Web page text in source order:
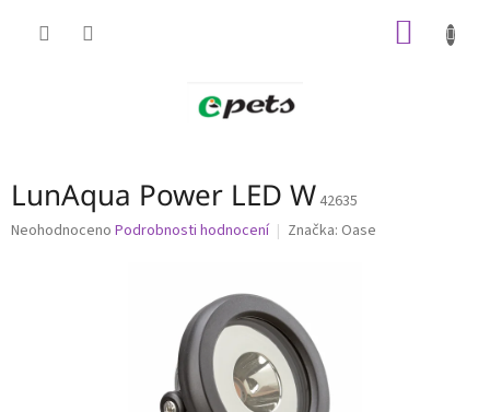
LunAqua Power LED W 42635
Průměrné
Neohodnoceno Podrobnosti hodnocení Značka: Oase